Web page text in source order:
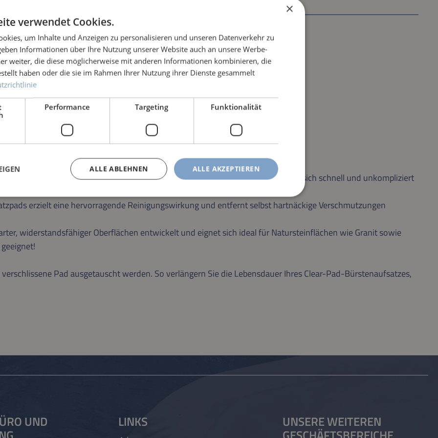
Ihrer BIBER 22 BÜRSTE dauerhaft erhalten. Das verschlissene Pad lässt sich schnell und unkompliziert
wieder einsatzbereit ist.
erzielt eine hervorragende Reinigungswirkung und entfernt selbst hartnäckige Verschmutzungen
widerstandsfähiger Oberflächen entwickelt und eignet sich ideal für Natursteinflächen wie Granit sowie
Pad ausgetauscht werden. So verlängern Sie die Lebensdauer Ihres Clear-Pad-Bürstenaufsatzes,
UND LINKS UNSERE WEITEREN
×
verwendet Cookies.
um Inhalte und Anzeigen zu personalisieren und unseren Datenverkehr zu
Informationen über Ihre Nutzung unserer Website auch an unsere Werbe-
weiter, die diese möglicherweise mit anderen Informationen kombinieren, die
haben oder die sie im Rahmen Ihrer Nutzung ihrer Dienste gesammelt
Performance Targeting Funktionalität
ALLE AKZEPTIEREN
ALLE ABLEHNEN